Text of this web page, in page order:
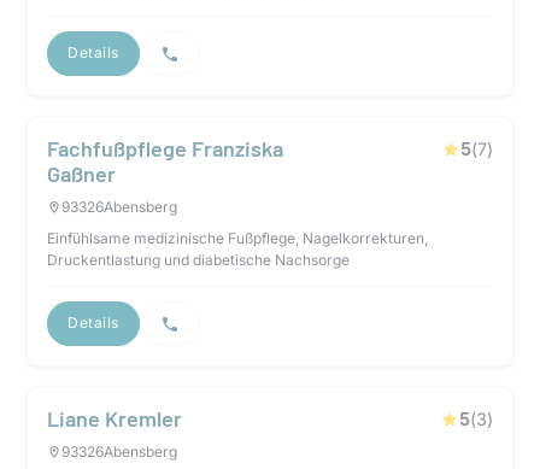
Details
Fachfußpflege Franziska
Gaßner
5(7)
93326Abensberg
Einfühlsame medizinische Fußpflege, Nagelkorrekturen,
Druckentlastung und diabetische Nachsorge
Details
Liane Kremler 5(3)
93326Abensberg